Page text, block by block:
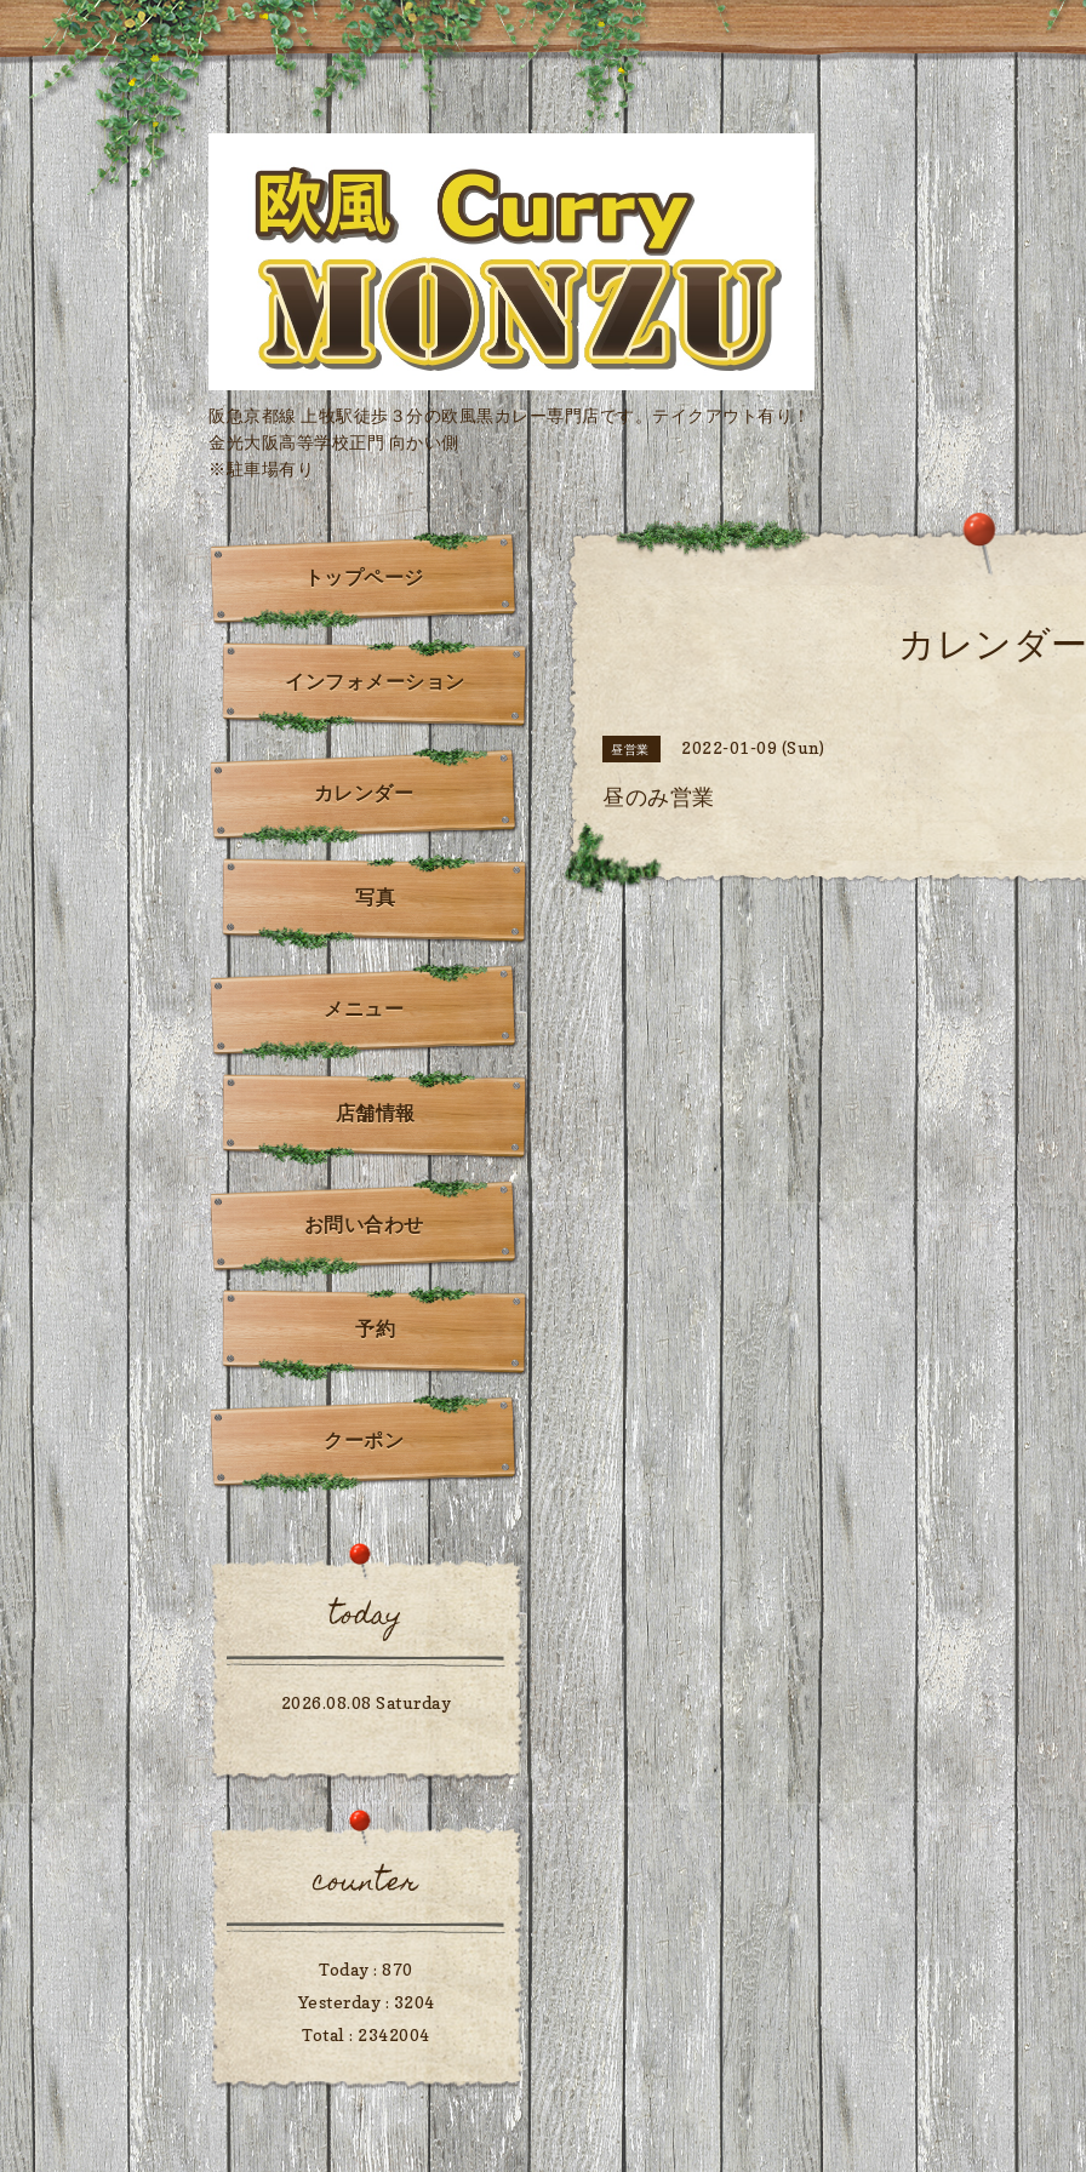
阪急京都線 上牧駅徒歩３分の欧風黒カレー専門店です。テイクアウト有り！
金光大阪高等学校正門 向かい側
※駐車場有り
カレンダ
昼営業 2022-01-09 (Sun)
昼のみ営業
トップページ
インフォメーション
カレンダー
写真
メニュー
店舗情報
お問い合わせ
予約
クーポン
today
2026.08.08 Saturday
counter
Today :870
Yesterday : 3204
Total : 2342004